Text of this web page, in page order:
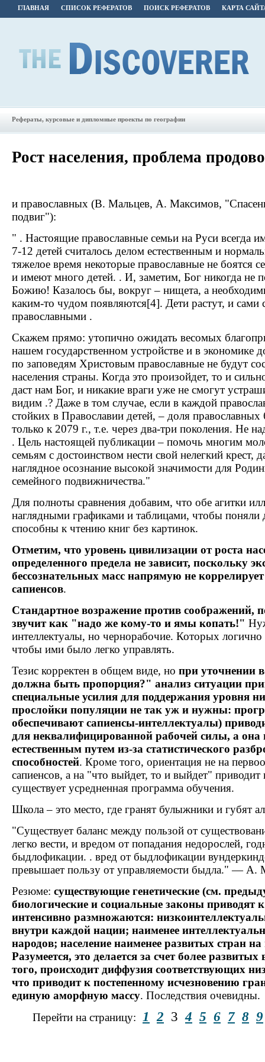
ГЛАВНАЯ СПИСОК РЕФЕРАТОВ ПОИСК РЕФЕРАТОВ КАРТА
Рефераты, курсовые и дипломные проекты по географии
Рост населения, проблема
и православных (В. Мальцев, А. Максимов,
подвиг"):
" . Настоящие православные семьи на Руси всегда
7-12 детей считалось делом естественным и
тяжелое время некоторые православные не боятся
и имеют много детей. . И, заметим, Бог никогда не
Божию! Казалось бы, вокруг – нищета, а
каким-то чудом появляются[4]. Дети растут, и сами
православными .
Скажем прямо: утопично ожидать весомых
нашем государственном устройстве и в экономике
по заповедям Христовым православные не будут
населения страны. Когда это произойдет, то и
даст нам Бог, и никакие враги уже не смогут
видим .? Даже в том случае, если в каждой
стойких в Православии детей, – доля православных
только к 2079 г., т.е. через два-три поколения. Не
. Цель настоящей публикации – помочь многим
семьям с достоинством нести свой нелегкий крест,
наглядное осознание высокой значимости для
семейного подвижничества."
Для полноты сравнения добавим, что обе агитки
наглядными графиками и таблицами, чтобы поняли
способны к чтению книг без картинок.
Отметим, что уровень цивилизации от роста
определенного предела не зависит, поскольку
бессознательных масс напрямую не
сапиенсов.
Стандартное возражение против соображений,
звучит как "надо же кому-то и ямы копать!"
интеллектуалы, но чернорабочие. Которых логично
чтобы ими было легко управлять.
Тезис корректен в общем виде, но при уточнении
должна быть пропорция?" анализ ситуации
специальные усилия для поддержания уровня
прослойки популяции не так уж и нужны:
обеспечивают сапиенсы-интеллектуалы)
для неквалифицированной рабочей силы, а она
естественным путем из-за статистического
способностей. Кроме того, ориентация не на
сапиенсов, а на "что выйдет, то и выйдет"
существует усредненная программа обучения.
Школа – это место, где гранят булыжники и губят
"Существует баланс между пользой от
легко вести, и вредом от попадания недорослей,
быдлофикации. . вред от быдлофикации
превышает пользу от управляемости быдла." — А.
Резюме: существующие генетические (см.
биологические и социальные законы приводят
интенсивно размножаются:
внутри каждой нации; наименее
народов; население наименее развитых стран
Разумеется, это делается за счет более
того, происходит диффузия соответствующих
что приводит к постепенному исчезновению
единую аморфную массу. Последствия очевидны.
Перейти на страницу: 1 2 3 4 5 6 7 8 9